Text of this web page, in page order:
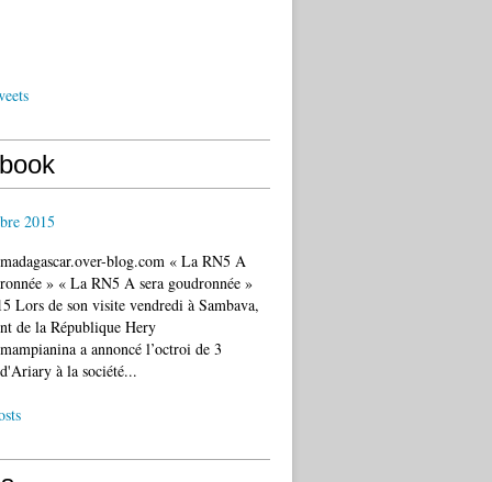
2015
blog.com « La RN5 A
» « La RN5 A sera goudronnée »
Lors de son visite vendredi à Sambava,
de la République Hery
a annoncé l’octroi de 3
à la société...